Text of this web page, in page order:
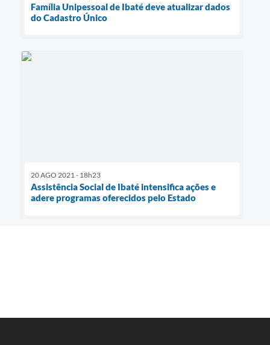
Família Unipessoal de Ibaté deve atualizar dados
do Cadastro Único
20 AGO 2021 - 18h23
Assistência Social de Ibaté intensifica ações e
adere programas oferecidos pelo Estado